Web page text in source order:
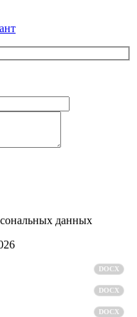
данных
DOCX
DOCX
DOCX